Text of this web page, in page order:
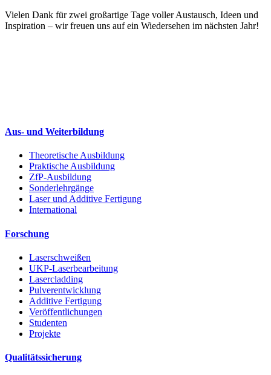
Vielen Dank für zwei großartige Tage voller Austausch, Ideen und
Inspiration – wir freuen uns auf ein Wiedersehen im nächsten Jahr!
Aus- und Weiterbildung
Theoretische Ausbildung
Praktische Ausbildung
ZfP-Ausbildung
Sonderlehrgänge
Laser und Additive Fertigung
International
Forschung
Laserschweißen
UKP-Laserbearbeitung
Lasercladding
Pulverentwicklung
Additive Fertigung
Veröffentlichungen
Studenten
Projekte
Qualitätssicherung